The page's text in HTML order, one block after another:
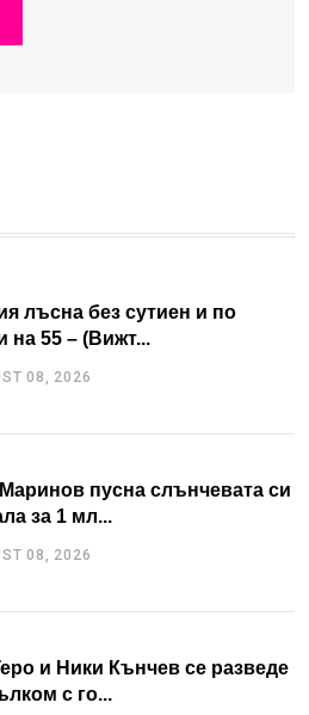
лъсна без сутиен и по
на 55 – (Вижт...
08, 2026
пусна слънчевата си
за 1 мл...
08, 2026
и Ники Кънчев се разведе
с го...